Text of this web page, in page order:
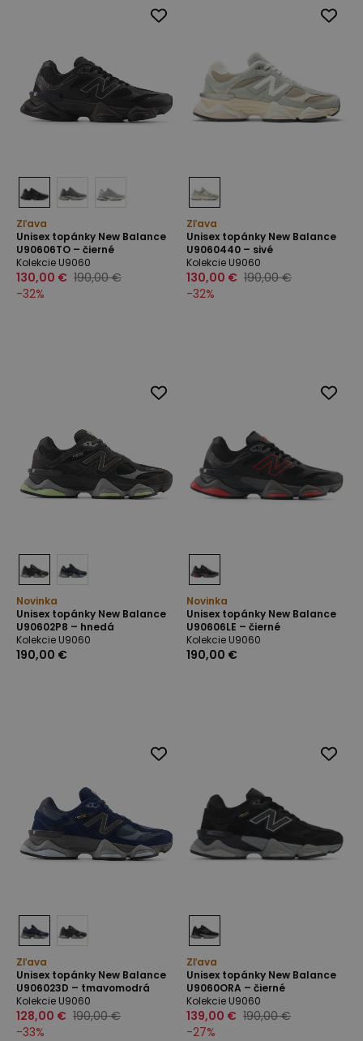
Zľava
Unisex topánky New Balance
U90606TO – čierné
Kolekcie U9060
130,00 € 190,00 €
-32%
Zľava
Unisex topánky New Balance
U9060440 – sivé
Kolekcie U9060
130,00 € 190,00 €
-32%
Novinka
Unisex topánky New Balance
U90602P8 – hnedá
Kolekcie U9060
190,00 €
Novinka
Unisex topánky New Balance
U90606LE – čierné
Kolekcie U9060
190,00 €
Zľava
Unisex topánky New Balance
U906023D – tmavomodrá
Kolekcie U9060
128,00 € 190,00 €
-33%
Zľava
Unisex topánky New Balance
U9060ORA – čierné
Kolekcie U9060
139,00 € 190,00 €
-27%